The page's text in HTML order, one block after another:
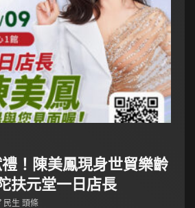
！陳美鳳現身世貿樂齡
扶元堂一日店長
民生 頭條